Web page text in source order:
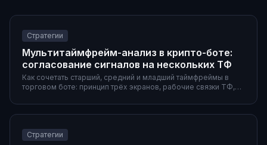
Стратегии
Мультитаймфрейм-анализ в крипто-боте:
согласование сигналов на нескольких ТФ
Как сочетать старший, средний и младший таймфреймы в
торговом боте: принцип трёх экранов, рабочие связки ТФ,
Стратегии